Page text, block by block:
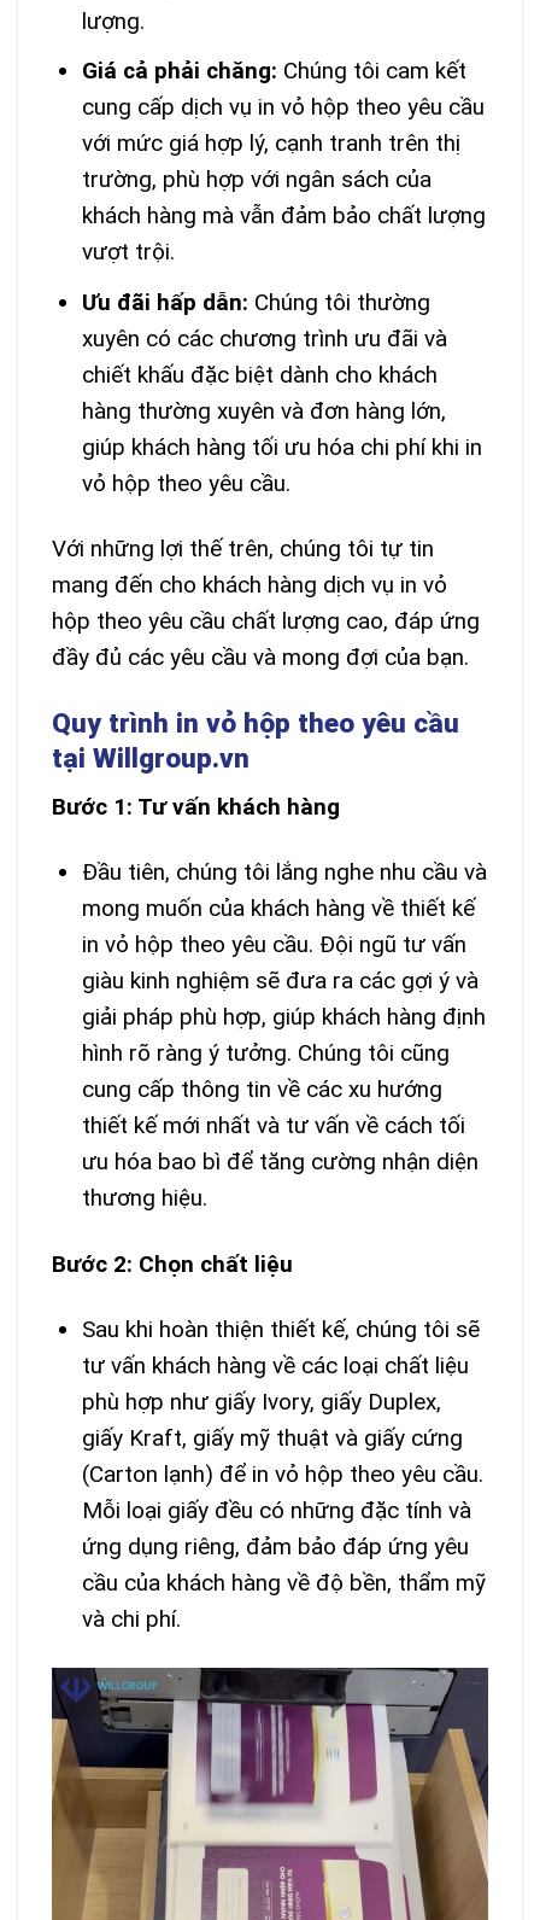
lượng.
Giá cả phải chăng: Chúng tôi cam kết
cung cấp dịch vụ in vỏ hộp theo yêu cầu
với mức giá hợp lý, cạnh tranh trên thị
trường, phù hợp với ngân sách của
khách hàng mà vẫn đảm bảo chất lượng
vượt trội.
Ưu đãi hấp dẫn: Chúng tôi thường
xuyên có các chương trình ưu đãi và
chiết khấu đặc biệt dành cho khách
hàng thường xuyên và đơn hàng lớn,
giúp khách hàng tối ưu hóa chi phí khi in
vỏ hộp theo yêu cầu.
Với những lợi thế trên, chúng tôi tự tin
mang đến cho khách hàng dịch vụ in vỏ
hộp theo yêu cầu chất lượng cao, đáp ứng
đầy đủ các yêu cầu và mong đợi của bạn.
Quy trình in vỏ hộp theo yêu cầu
tại Willgroup.vn
Bước 1: Tư vấn khách hàng
Đầu tiên, chúng tôi lắng nghe nhu cầu và
mong muốn của khách hàng về thiết kế
in vỏ hộp theo yêu cầu. Đội ngũ tư vấn
giàu kinh nghiệm sẽ đưa ra các gợi ý và
giải pháp phù hợp, giúp khách hàng định
hình rõ ràng ý tưởng. Chúng tôi cũng
cung cấp thông tin về các xu hướng
thiết kế mới nhất và tư vấn về cách tối
ưu hóa bao bì để tăng cường nhận diện
thương hiệu.
Bước 2: Chọn chất liệu
Sau khi hoàn thiện thiết kế, chúng tôi sẽ
tư vấn khách hàng về các loại chất liệu
phù hợp như giấy Ivory, giấy Duplex,
giấy Kraft, giấy mỹ thuật và giấy cứng
(Carton lạnh) để in vỏ hộp theo yêu cầu.
Mỗi loại giấy đều có những đặc tính và
ứng dụng riêng, đảm bảo đáp ứng yêu
cầu của khách hàng về độ bền, thẩm mỹ
và chi phí.